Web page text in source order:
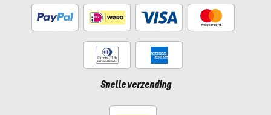
Snelle verzending